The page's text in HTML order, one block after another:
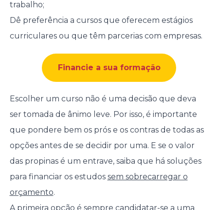
trabalho;
Dê preferência a cursos que oferecem estágios
curriculares ou que têm parcerias com empresas.
Financie a sua formação
Escolher um curso não é uma decisão que deva
ser tomada de ânimo leve. Por isso, é importante
que pondere bem os prós e os contras de todas as
opções antes de se decidir por uma. E se o valor
das propinas é um entrave, saiba que há soluções
para financiar os estudos sem sobrecarregar o
orçamento.
A primeira opção é sempre candidatar-se a uma